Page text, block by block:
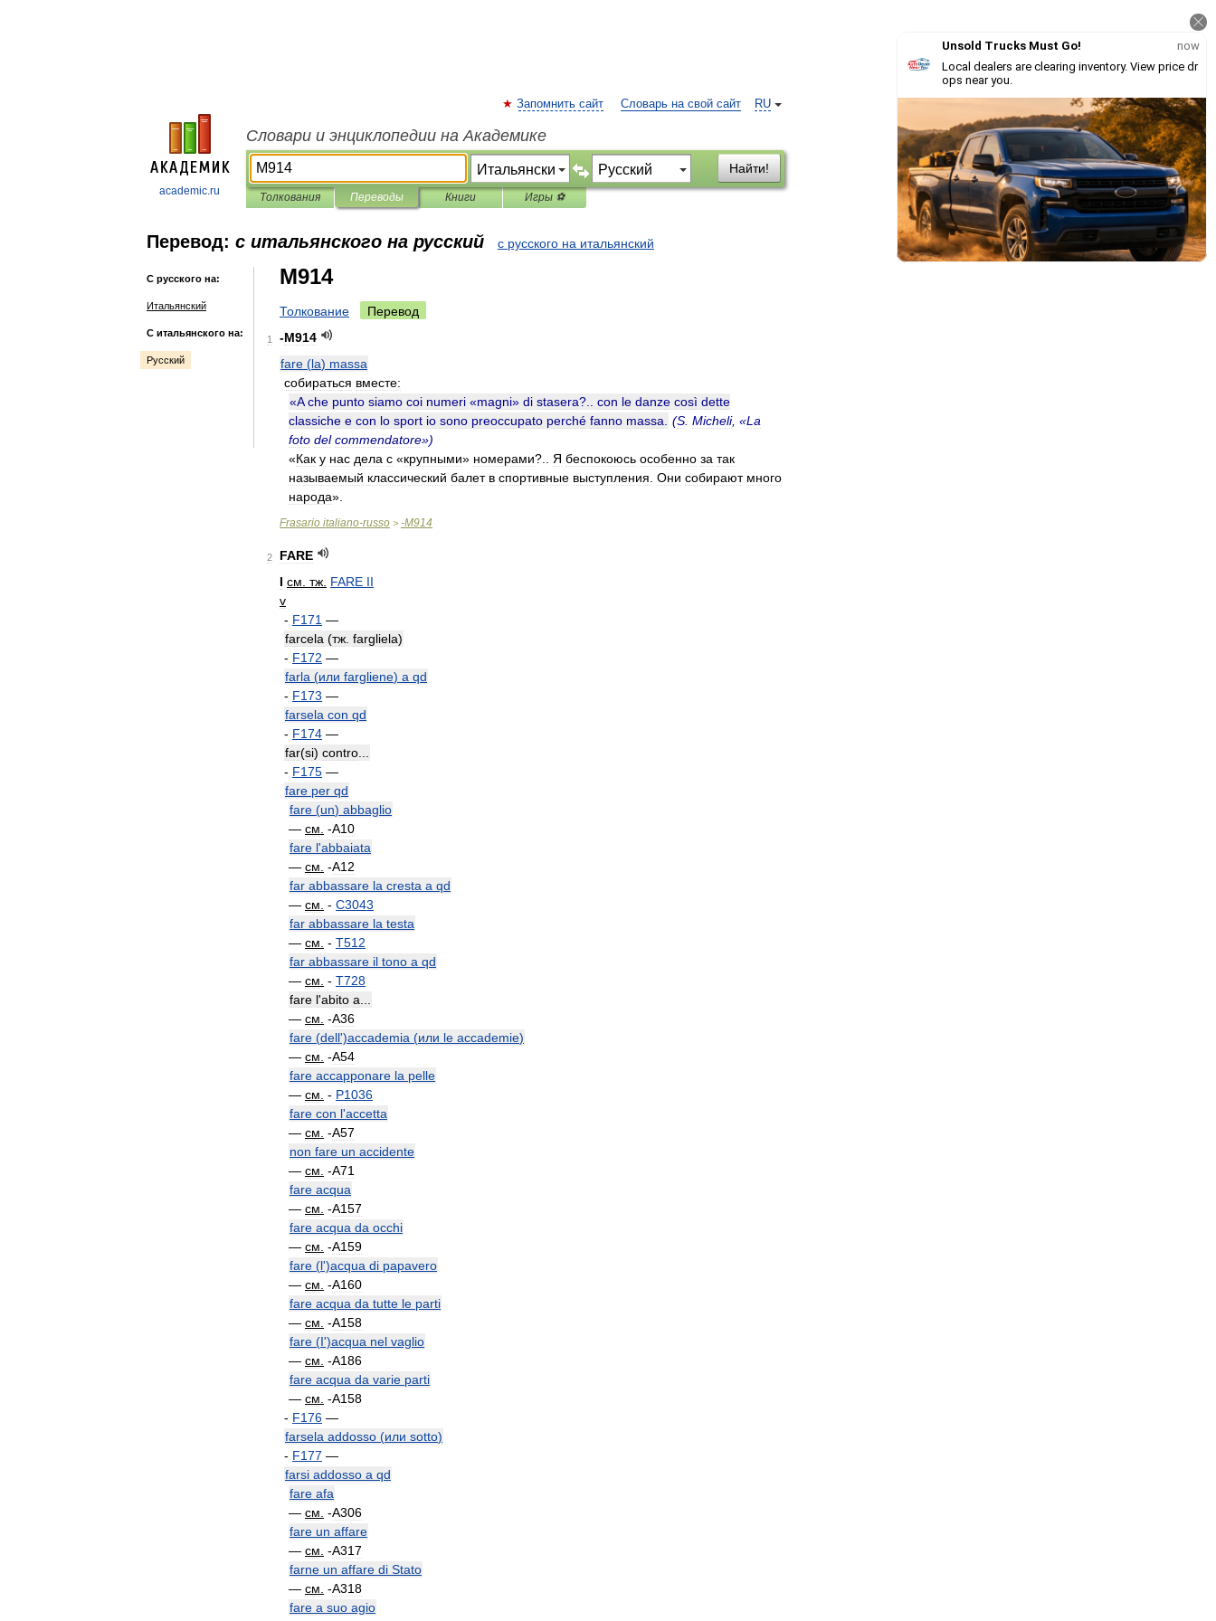
academic.ru
RU
Запомнить сайт Словарь на свой сайт
Словари и энциклопедии на Академике
Найти!
Толкования Переводы Книги Игры ⚽
Перевод: с итальянского на русский с русского на итальянский
С русского на:
Итальянский
С итальянского на:
Русский
M914
Толкование Перевод
1 -M914
fare (la) massa
собираться вместе:
«A che punto siamo coi numeri «magni» di stasera?.. con le danze così dette
classiche e con lo sport io sono preoccupato perché fanno massa (S Micheli, «La
foto del commendatore»)
«Как у нас дела с «крупными» номерами?.. Я беспокоюсь особенно за так
называемый классический балет в спортивные выступления Они собирают много
народа».
Frasario italiano-russo > -M914
2
FARE
I см тж FARE II
v
- F171 —
farcela (тж fargliela)
- F172 —
farla (или fargliene) a qd
- F173 —
farsela con qd
- F174 —
far(si) contro
- F175 —
fare per qd
fare (un) abbaglio
— см -A10
fare l'abbaiata
— см -A12
far abbassare la cresta a qd
— см - C3043
far abbassare la testa
— см - T512
far abbassare il tono a qd
— см - T728
fare l'abito a
— см -A36
fare (dell')accademia (или le accademie)
— см -A54
fare accapponare la pelle
— см - P1036
fare con l'accetta
— см -A57
non fare un accidente
— см -A71
fare acqua
— см -A157
fare acqua da occhi
— см -A159
fare (l')acqua di papavero
— см -A160
fare acqua da tutte le parti
— см -A158
fare (I')acqua nel vaglio
— см -A186
fare acqua da varie parti
— см -A158
- F176 —
farsela addosso (или sotto)
- F177 —
farsi addosso a qd
fare afa
— см -A306
fare un affare
— см -A317
farne un affare di Stato
— см -A318
fare a suo agio